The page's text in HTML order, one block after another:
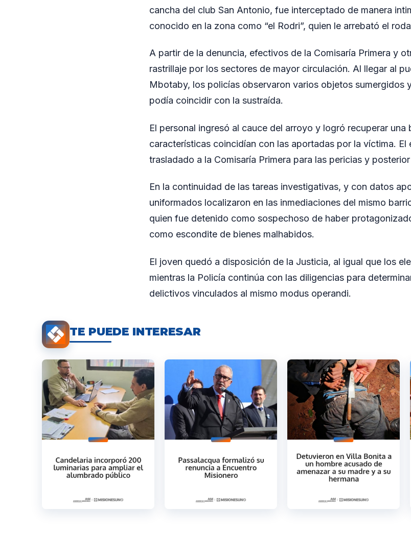
cancha del club San Antonio, fue interceptado de manera
conocido en la zona como “el Rodri”, quien le arrebató el
A partir de la denuncia, efectivos de la Comisaría Primera y
rastrillaje por los sectores de mayor circulación. Al llegar al
Mbotaby, los policías observaron varios objetos sumergidos
podía coincidir con la sustraída.
El personal ingresó al cauce del arroyo y logró recuperar
características coincidían con las aportadas por la víctima.
trasladado a la Comisaría Primera para las pericias y
En la continuidad de las tareas investigativas, y con datos
uniformados localizaron en las inmediaciones del mismo
quien fue detenido como sospechoso de haber
como escondite de bienes malhabidos.
El joven quedó a disposición de la Justicia, al igual que los
mientras la Policía continúa con las diligencias para
delictivos vinculados al mismo modus operandi.
TE PUEDE INTERESAR